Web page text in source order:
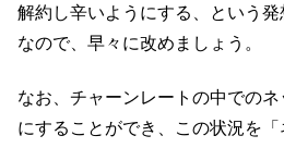
解約し辛いようにする、という
なので、早々に改めましょう。
なお、チャーンレートの中での
にすることができ、この状況を「